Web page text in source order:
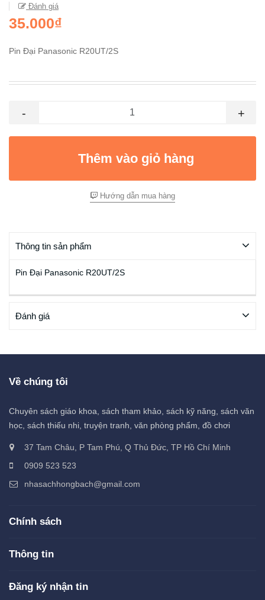
Đánh giá
35.000₫
Pin Đại Panasonic R20UT/2S
- +
Thêm vào giỏ hàng
Hướng dẫn mua hàng
Thông tin sản phẩm
Pin Đại Panasonic R20UT/2S
Đánh giá
Về chúng tôi
Chuyên sách giáo khoa, sách tham khảo, sách kỹ năng, sách văn
học, sách thiếu nhi, truyện tranh, văn phòng phẩm, đồ chơi
37 Tam Châu, P Tam Phú, Q Thủ Đức, TP Hồ Chí Minh
0909 523 523
nhasachhongbach@gmail.com
Chính sách
Thông tin
Đăng ký nhận tin